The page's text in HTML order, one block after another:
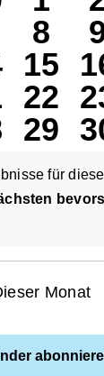
0
8
0
15
0
0
22
0
0
29
0
für
Monat